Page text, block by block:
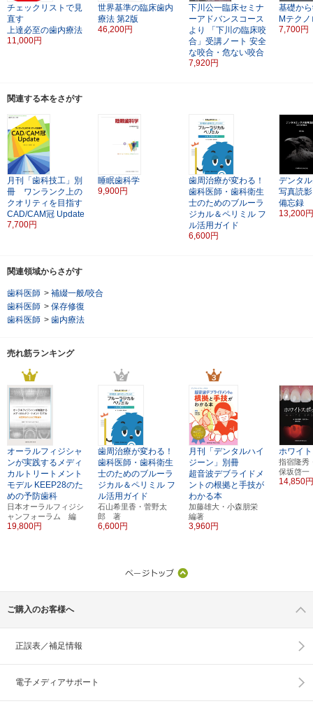
チェックリストで見
直す
上達必至の歯内療法
11,000円
世界基準の臨床歯内
療法 第2版
46,200円
下川公一臨床セミナ
ーアドバンスコース
より
「下川の臨床咬
合」受講ノート 安全
な咬合・危ない咬合
7,920円
基礎か
Mテク
7,700円
関連する本をさがす
月刊「歯科技工」別
冊 ワンランク上の
クオリティを目指す
CAD/CAM冠 Update
7,700円
睡眠歯科学
9,900円
歯周治療が変わる！
歯科医師・歯科衛生
士のためのブルーラ
ジカル＆ペリミル フ
ル活用ガイド
6,600円
デンタ
写真読影
備忘録
13,200
関連領域からさがす
歯科医師 > 補綴一般/咬合
歯科医師 > 保存修復
歯科医師 > 歯内療法
売れ筋ランキング
オーラルフィジシャ
ンが実践するメディ
カルトリートメント
モデル KEEP28のた
めの予防歯科
日本オーラルフィジシ
ャンフォーラム 編
19,800円
歯周治療が変わる！
歯科医師・歯科衛生
士のためのブルーラ
ジカル＆ペリミル フ
ル活用ガイド
石山希里香・菅野太
郎 著
6,600円
月刊「デンタルハイ
ジーン」別冊
超音波デブライドメ
ントの根拠と手技が
わかる本
加藤雄大・小森朋栄
編著
3,960円
ホワイ
指宿隆秀
保坂啓
14,850
ご購入のお客様へ
正誤表／補足情報
電子メディアサポート